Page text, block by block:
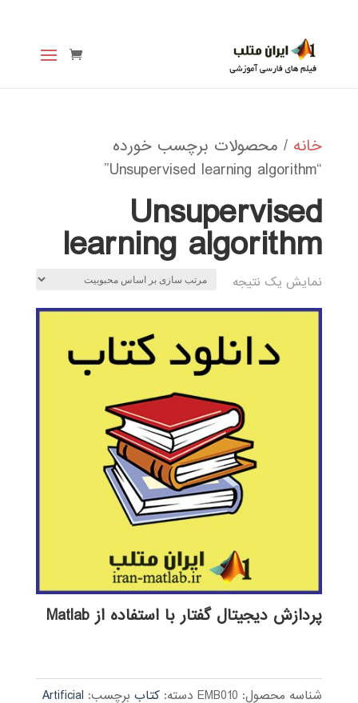
خانه / محصولات برچسب خورده
“Unsupervised learning algorithm”
Unsupervised
learning algorithm
نمایش یک نتیجه
پردازش دیجیتال گفتار با استفاده از Matlab
شناسه محصول: EMB010 دسته: کتاب برچسب: Artificial